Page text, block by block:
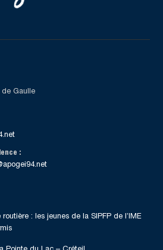
de Gaulle
:
: les jeunes de la SIPFP de l’IME